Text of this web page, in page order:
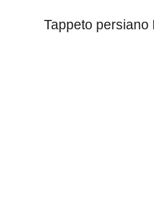
Tappeto persiano